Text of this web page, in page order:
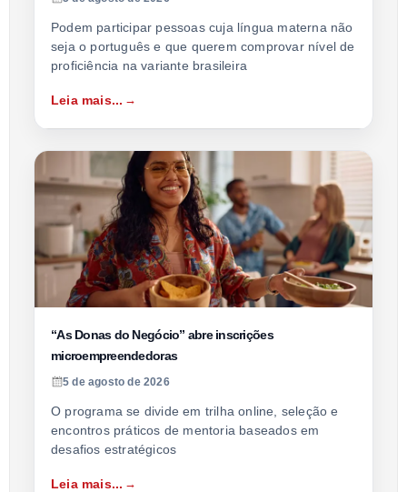
Podem participar pessoas cuja língua materna não
seja o português e que querem comprovar nível de
proficiência na variante brasileira
Leia mais...
“As Donas do Negócio” abre inscrições
microempreendedoras
5 de agosto de 2026
O programa se divide em trilha online, seleção e
encontros práticos de mentoria baseados em
desafios estratégicos
Leia mais...